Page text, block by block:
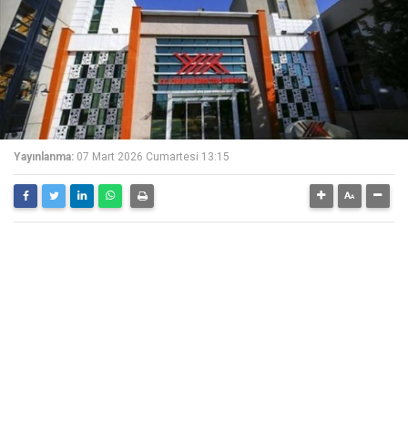
Yayınlanma: 07 Mart 2026 Cumartesi 13:15